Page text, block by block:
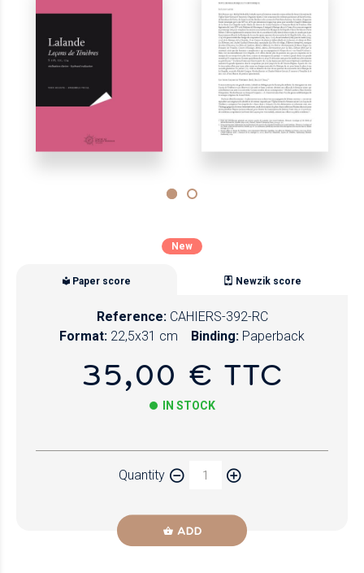
New
Paper score Newzik score
Reference: CAHIERS-392-RC
Format: 22,5x31 cm Binding: Paperback
35,00 € TTC
IN STOCK
Quantity
ADD